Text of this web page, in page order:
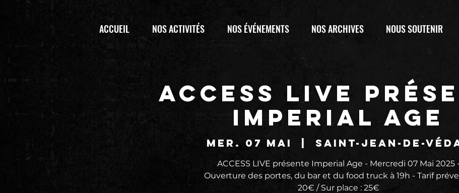
ACCUEIL NOS ACTIVITÉS NOS ÉVÉNEMENTS NOS ARCHIVES NOUS SOUTENIR
ACCESS LIVE
IMPERIAL AGE
mer. 07 mai Saint-Jean-de-
ACCESS LIVE présente Imperial Age - Mercredi 07 Mai 2025
Ouverture des portes, du bar et du food truck à 19h - Tarif
20€ / Sur place : 25€